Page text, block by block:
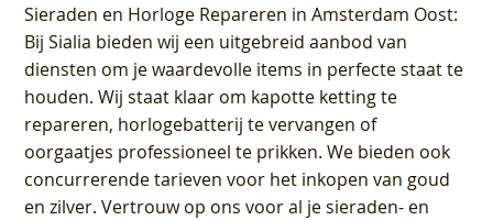
Sieraden en Horloge Repareren in Amsterdam Oost:
Bij Sialia bieden wij een uitgebreid aanbod van
diensten om je waardevolle items in perfecte staat te
houden. Wij staat klaar om kapotte ketting te
repareren, horlogebatterij te vervangen of
oorgaatjes professioneel te prikken. We bieden ook
concurrerende tarieven voor het inkopen van goud
en zilver. Vertrouw op ons voor al je sieraden- en